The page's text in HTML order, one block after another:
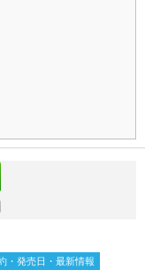
・発売日・最新情報